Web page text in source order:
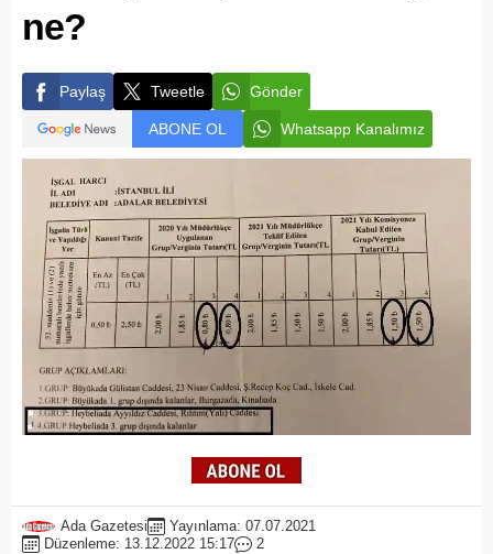
ne?
Paylaş Tweetle Gönder
ABONE OL Whatsapp Kanalımız
Ada Gazetesi
Yayınlama: 07.07.2021
Düzenleme: 13.12.2022 15:17
2